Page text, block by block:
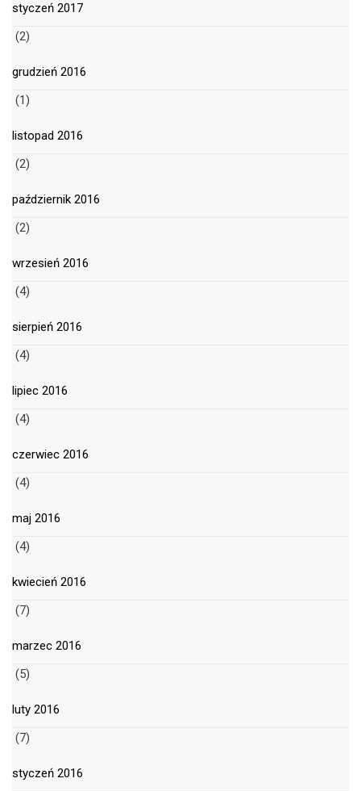
styczeń 2017
(2)
grudzień 2016
(1)
listopad 2016
(2)
październik 2016
(2)
wrzesień 2016
(4)
sierpień 2016
(4)
lipiec 2016
(4)
czerwiec 2016
(4)
maj 2016
(4)
kwiecień 2016
(7)
marzec 2016
(5)
luty 2016
(7)
styczeń 2016